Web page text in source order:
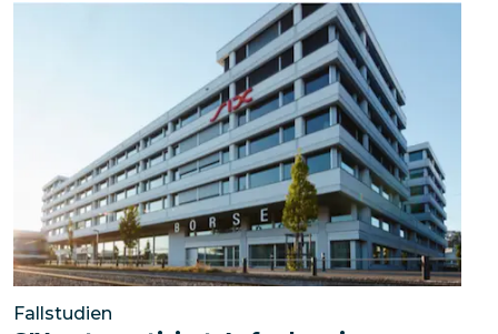
SIX automatisiert Aufgaben im Bereich
Fallstudien